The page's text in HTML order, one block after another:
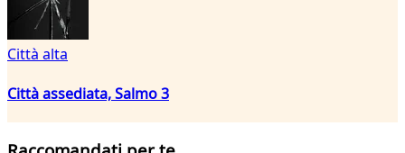
Città alta
Città assediata, Salmo 3